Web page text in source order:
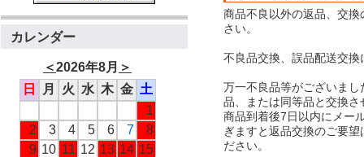
カレンダー
＜2026年8月 ＞
日
月 火 水 木 金 土
1
2
3 4 5 6 7
8
9 10 11 12 13 14 15
商品不良以外の返品、交
さい。
不良品交換、誤品配送交
万一不良品等がございま
品、または同等品と交換
商品到着後7日以内にメー
ぎますと返品交換のご要
ださい。